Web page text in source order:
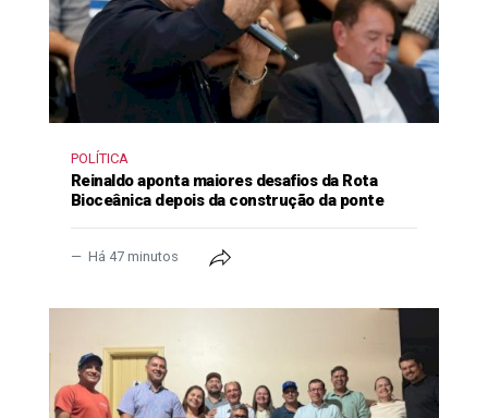
POLÍTICA
Reinaldo aponta maiores desafios da Rota
Bioceânica depois da construção da ponte
Há 47 minutos